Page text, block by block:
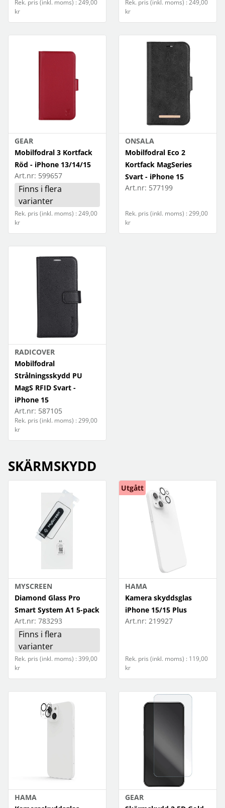
Rek. pris (inkl. moms) : 249,00
kr
Rek. pris (inkl. moms) : 249,00
kr
GEAR
Mobilfodral 3 Kortfack
Röd - iPhone 13/14/15
Art.nr: 599657
Finns i flera
varianter
Rek. pris (inkl. moms) : 249,00
kr
ONSALA
Mobilfodral Eco 2
Kortfack MagSeries
Svart - iPhone 15
Art.nr: 577199
Rek. pris (inkl. moms) : 299,00
kr
RADICOVER
Mobilfodral
Strålningsskydd PU
MagS RFID Svart -
iPhone 15
Art.nr: 587105
Rek. pris (inkl. moms) : 299,00
kr
SKÄRMSKYDD
MYSCREEN
Diamond Glass Pro
Smart System A1 5-pack
Art.nr: 783293
Finns i flera
varianter
Rek. pris (inkl. moms) : 399,00
kr
Utgått
HAMA
Kamera skyddsglas
iPhone 15/15 Plus
Art.nr: 219927
Rek. pris (inkl. moms) : 119,00
kr
HAMA
GEAR